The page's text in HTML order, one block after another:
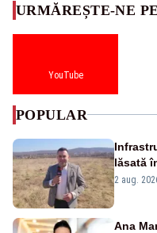
URMĂREȘTE-NE PE
YouTube
POPULAR
lăsată
2 aug.
Ana